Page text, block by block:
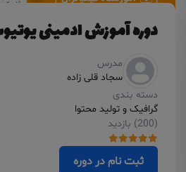
دوره آموزش ادمینی
مدرس
سجاد قلی زاده
دسته بندی
گرافیک و تولید محتوا
(200) بازدید
ثبت نام در دوره